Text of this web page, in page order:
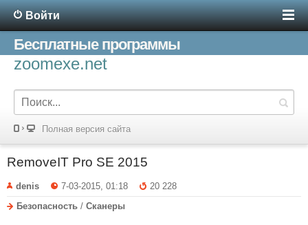
Войти
Бесплатные программы
zoomexe.net
Полная версия сайта
RemoveIT Pro SE 2015
denis 7-03-2015, 01:18
20 228
Безопасность / Сканеры